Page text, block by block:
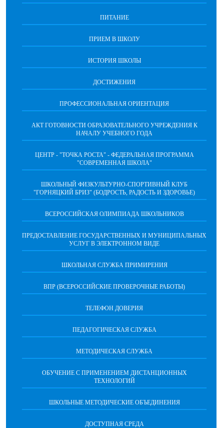
ПИТАНИЕ
ПРИЕМ В ШКОЛУ
ИСТОРИЯ ШКОЛЫ
ДОСТИЖЕНИЯ
ПРОФЕССИОНАЛЬНАЯ ОРИЕНТАЦИЯ
АКТ ГОТОВНОСТИ ОБРАЗОВАТЕЛЬНОГО УЧРЕЖДЕНИЯ К
НАЧАЛУ УЧЕБНОГО ГОДА
ЦЕНТР - "ТОЧКА РОСТА" - ФЕДЕРАЛЬНАЯ ПРОГРАММА
"СОВРЕМЕННАЯ ШКОЛА"
ШКОЛЬНЫЙ ФИЗКУЛЬТУРНО-СПОРТИВНЫЙ КЛУБ
"ГОРНЯЦКИЙ БРИЗ" (БОДРОСТЬ, РАДОСТЬ И ЗДОРОВЬЕ)
ВСЕРОССИЙСКАЯ ОЛИМПИАДА ШКОЛЬНИКОВ
ПРЕДОСТАВЛЕНИЕ ГОСУДАРСТВЕННЫХ И МУНИЦИПАЛЬНЫХ
УСЛУГ В ЭЛЕКТРОННОМ ВИДЕ
ШКОЛЬНАЯ СЛУЖБА ПРИМИРЕНИЯ
ВПР (ВСЕРОССИЙСКИЕ ПРОВЕРОЧНЫЕ РАБОТЫ)
ТЕЛЕФОН ДОВЕРИЯ
ПЕДАГОГИЧЕСКАЯ СЛУЖБА
МЕТОДИЧЕСКАЯ СЛУЖБА
ОБУЧЕНИЕ С ПРИМЕНЕНИЕМ ДИСТАНЦИОННЫХ
ТЕХНОЛОГИЙ
ШКОЛЬНЫЕ МЕТОДИЧЕСКИЕ ОБЪЕДИНЕНИЯ
ДОСТУПНАЯ СРЕДА